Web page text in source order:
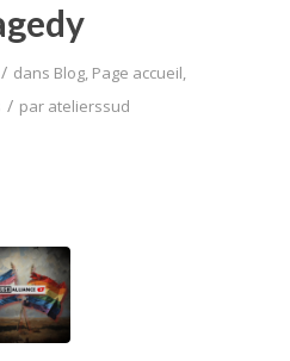
/ dans Blog, Page accueil,
/ par atelierssud